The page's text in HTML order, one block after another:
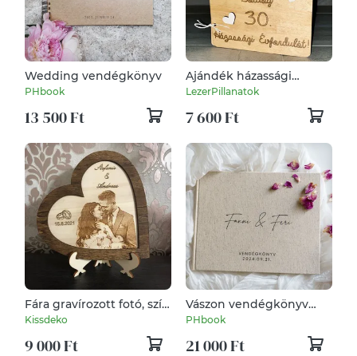
Wedding vendégkönyv
PHbook
13 500 Ft
Ajándék házassági
évfordulóra
LezerPillanatok
7 600 Ft
Fára gravírozott fotó, szív
kerettel
Kissdeko
9 000 Ft
Vászon vendégkönyv
(cérnafűzött)
PHbook
21 000 Ft